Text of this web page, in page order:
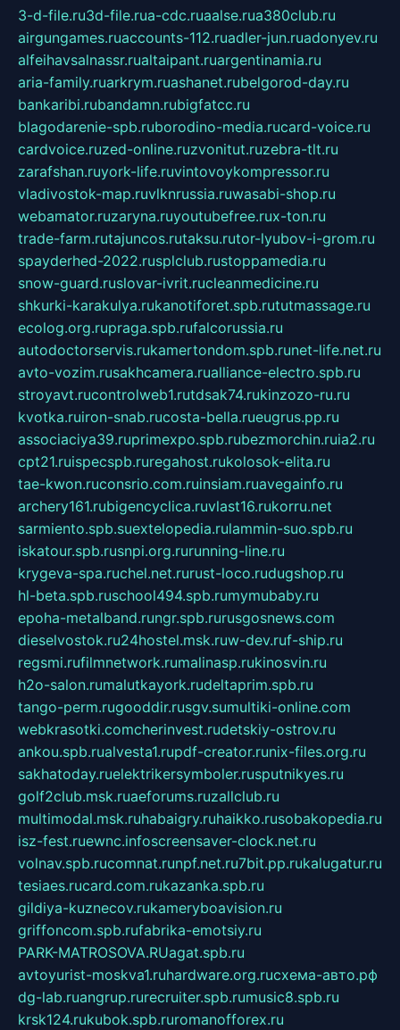
3-d-file.ru3d-file.rua-cdc.ruaalse.rua380club.ru
airgungames.ruaccounts-112.ruadler-jun.ruadonyev.ru
alfeihavsalnassr.rualtaipant.ruargentinamia.ru
aria-family.ruarkrym.ruashanet.rubelgorod-day.ru
bankaribi.rubandamn.rubigfatcc.ru
blagodarenie-spb.ruborodino-media.rucard-voice.ru
cardvoice.ruzed-online.ruzvonitut.ruzebra-tlt.ru
zarafshan.ruyork-life.ruvintovoykompressor.ru
vladivostok-map.ruvlknrussia.ruwasabi-shop.ru
webamator.ruzaryna.ruyoutubefree.rux-ton.ru
trade-farm.rutajuncos.rutaksu.rutor-lyubov-i-grom.ru
spayderhed-2022.rusplclub.rustoppamedia.ru
snow-guard.ruslovar-ivrit.rucleanmedicine.ru
shkurki-karakulya.rukanotiforet.spb.rututmassage.ru
ecolog.org.rupraga.spb.rufalcorussia.ru
autodoctorservis.rukamertondom.spb.runet-life.net.ru
avto-vozim.rusakhcamera.rualliance-electro.spb.ru
stroyavt.rucontrolweb1.rutdsak74.rukinzozo-ru.ru
kvotka.ruiron-snab.rucosta-bella.rueugrus.pp.ru
associaciya39.ruprimexpo.spb.rubezmorchin.ruia2.ru
cpt21.ruispecspb.ruregahost.rukolosok-elita.ru
tae-kwon.ruconsrio.com.ruinsiam.ruavegainfo.ru
archery161.rubigencyclica.ruvlast16.rukorru.net
sarmiento.spb.suextelopedia.rulammin-suo.spb.ru
iskatour.spb.rusnpi.org.rurunning-line.ru
krygeva-spa.ruchel.net.rurust-loco.rudugshop.ru
hl-beta.spb.ruschool494.spb.rumymubaby.ru
epoha-metalband.rungr.spb.rurusgosnews.com
dieselvostok.ru24hostel.msk.ruw-dev.ruf-ship.ru
regsmi.rufilmnetwork.rumalinasp.rukinosvin.ru
h2o-salon.rumalutkayork.rudeltaprim.spb.ru
tango-perm.rugooddir.rusgv.sumultiki-online.com
webkrasotki.comcherinvest.rudetskiy-ostrov.ru
ankou.spb.rualvesta1.rupdf-creator.runix-files.org.ru
sakhatoday.ruelektrikersymboler.rusputnikyes.ru
golf2club.msk.ruaeforums.ruzallclub.ru
multimodal.msk.ruhabaigry.ruhaikko.rusobakopedia.ru
isz-fest.ruewnc.infoscreensaver-clock.net.ru
volnav.spb.rucomnat.runpf.net.ru7bit.pp.rukalugatur.ru
tesiaes.rucard.com.rukazanka.spb.ru
gildiya-kuznecov.rukameryboavision.ru
griffoncom.spb.rufabrika-emotsiy.ru
PARK-MATROSOVA.RUagat.spb.ru
avtoyurist-moskva1.ruhardware.org.ruсхема-авто.рф
dg-lab.ruangrup.rurecruiter.spb.rumusic8.spb.ru
krsk124.rukubok.spb.ruromanofforex.ru